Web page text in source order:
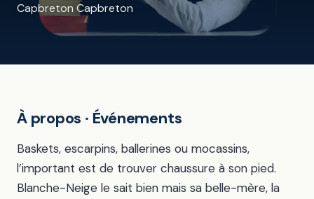
Capbreton Capbreton
À propos · Événements
Baskets, escarpins, ballerines ou mocassins,
l’important est de trouver chaussure à son pied.
Blanche-Neige le sait bien mais sa belle-mère, la